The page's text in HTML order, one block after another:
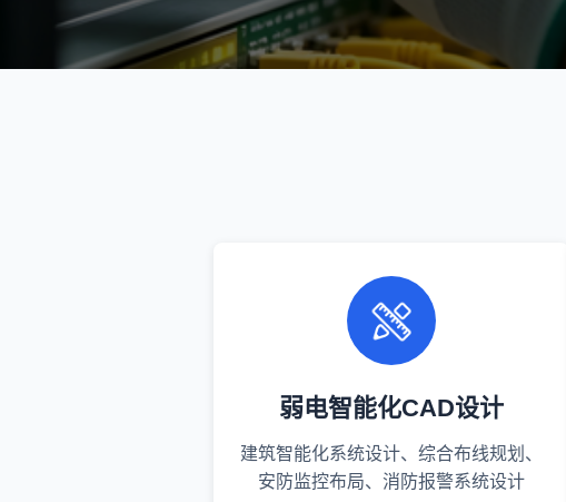
弱电智能化CAD设计
建筑智能化系统设计、综合布线规划、
安防监控布局、消防报警系统设计